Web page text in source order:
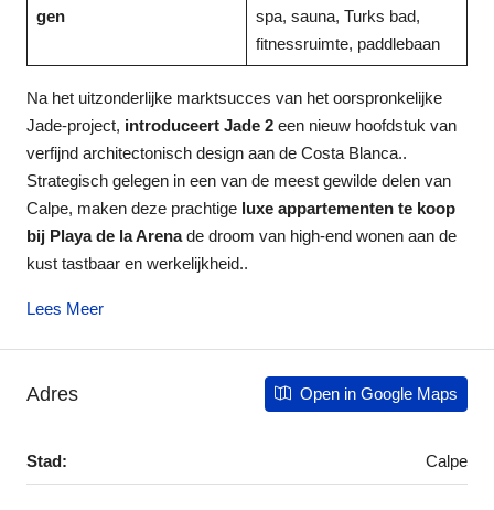
gen
spa, sauna, Turks bad,
fitnessruimte, paddlebaan
Na het uitzonderlijke marktsucces van het oorspronkelijke
Jade-project, introduceert Jade 2 een nieuw hoofdstuk van
verfijnd architectonisch design aan de Costa Blanca..
Strategisch gelegen in een van de meest gewilde delen van
Calpe, maken deze prachtige luxe appartementen te koop
bij Playa de la Arenade droom van high-end wonen aan de
kust tastbaar en werkelijkheid..
Lees Meer
Adres Open in Google Maps
Stad: Calpe